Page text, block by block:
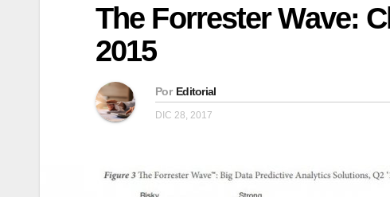
The Forrester Wave:
2015
Por Editorial
DIC 28, 2017